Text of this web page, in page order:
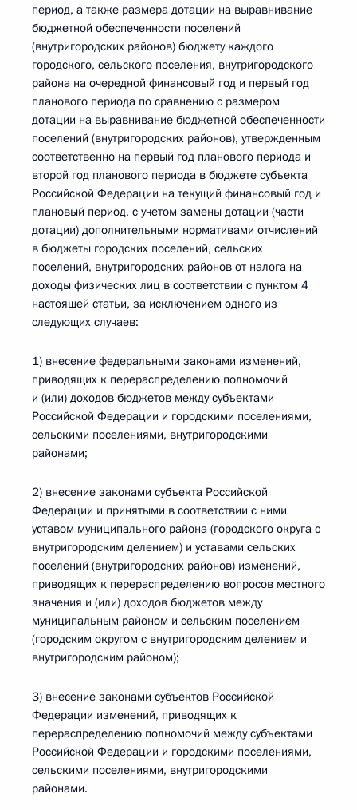
период, а также размера дотации на выравнивание
бюджетной обеспеченности поселений
(внутригородских районов) бюджету каждого
городского, сельского поселения, внутригородского
района на очередной финансовый год и первый год
планового периода по сравнению с размером
дотации на выравнивание бюджетной обеспеченности
поселений (внутригородских районов), утвержденным
соответственно на первый год планового периода и
второй год планового периода в бюджете субъекта
Российской Федерации на текущий финансовый год и
плановый период, с учетом замены дотации (части
дотации) дополнительными нормативами отчислений
в бюджеты городских поселений, сельских
поселений, внутригородских районов от налога на
доходы физических лиц в соответствии с пунктом 4
настоящей статьи, за исключением одного из
следующих случаев:
1) внесение федеральными законами изменений,
приводящих к перераспределению полномочий
и (или) доходов бюджетов между субъектами
Российской Федерации и городскими поселениями,
сельскими поселениями, внутригородскими
районами;
2) внесение законами субъекта Российской
Федерации и принятыми в соответствии с ними
уставом муниципального района (городского округа с
внутригородским делением) и уставами сельских
поселений (внутригородских районов) изменений,
приводящих к перераспределению вопросов местного
значения и (или) доходов бюджетов между
муниципальным районом и сельским поселением
(городским округом с внутригородским делением и
внутригородским районом);
3) внесение законами субъектов Российской
Федерации изменений, приводящих к
перераспределению полномочий между субъектами
Российской Федерации и городскими поселениями,
сельскими поселениями, внутригородскими
районами.